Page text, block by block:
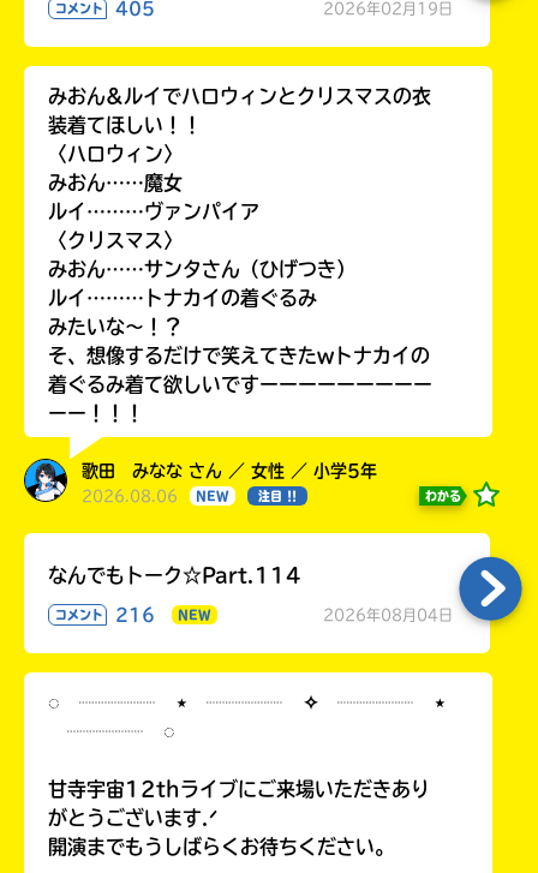
コメント 405 2026年02月19日
みおん&ルイでハロウィンとクリスマスの衣
装着てほしい！！
〈ハロウィン〉
みおん……魔女
ルイ………ヴァンパイア
〈クリスマス〉
みおん……サンタさん（ひげつき）
ルイ………トナカイの着ぐるみ
みたいな〜！？
そ、想像するだけで笑えてきたwトナカイの
着ぐるみ着て欲しいですーーーーーーーーー
ーー！！！
歌田 みなな さん ／ 女性 ／ 小学5年
2026.08.06 NEW 注目 !! わかる
なんでもトーク☆Part.114
コメント 216 NEW 2026年08月04日
◌ ┈┈┈┈ ⋆ ┈┈┈┈ ✧ ┈┈┈┈ ⋆
┈┈┈┈ ◌
甘寺宇宙12thライブにご来場いただきあり
がとうございます.ᐟ
開演までもうしばらくお待ちください。